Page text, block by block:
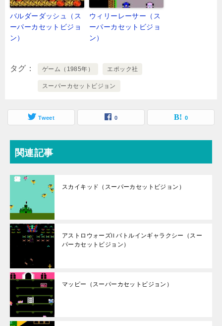
バルダーダッシュ（ス
ーパーカセットビジョ
ン）
ウィリーレーサー（ス
ーパーカセットビジョ
ン）
タグ ゲーム（1985年） エポック社
スーパーカセットビジョン
Tweet 0 0
関連記事
スカイキッド（スーパーカセットビジョン）
アストロウォーズII バトルインギャラクシー（スー
パーカセットビジョン）
マッピー（スーパーカセットビジョン）